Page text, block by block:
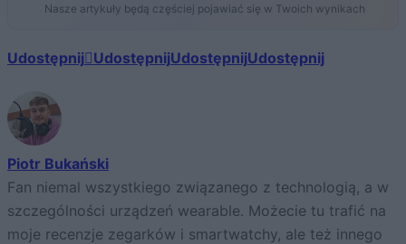
Nasze artykuły będą częściej pojawiać się w Twoich wynikach
Udostępnij UdostępnijUdostępnijUdostępnij
Piotr Bukański
Fan niemal wszystkiego związanego z technologią, a w
szczególności urządzeń wearable. Możecie tu trafić na
moje recenzje zegarków i smartwatchy, ale też innego